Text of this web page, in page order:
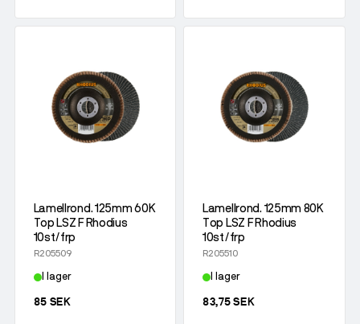
Lamellrond. 125mm 60K
Top LSZ F Rhodius
10st/frp
R205509
I lager
85 SEK
Lamellrond. 125mm 80K
Top LSZ F Rhodius
10st/frp
R205510
I lager
83,75 SEK